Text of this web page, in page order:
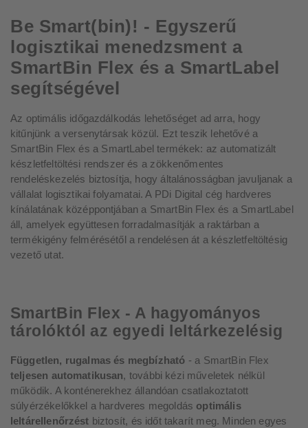
Be Smart(bin)! - Egyszerű
logisztikai menedzsment a
SmartBin Flex és a SmartLabel
segítségével
Az optimális időgazdálkodás lehetőséget ad arra, hogy
kitűnjünk a versenytársak közül. Ezt teszik lehetővé a
SmartBin Flex és a SmartLabel termékek: az automatizált
készletfeltöltési rendszer és a zökkenőmentes
rendeléskezelés biztosítja, hogy általánosságban javuljanak a
vállalat logisztikai folyamatai. A PDi Digital cég hardveres
kínálatának középpontjában a SmartBin Flex és a SmartLabel
áll, amelyek együttesen forradalmasítják a raktárban a
termékigény felmérésétől a rendelésen át a készletfeltöltésig
vezető utat.
SmartBin Flex - A hagyományos
tárolóktól az egyedi leltárkezelésig
Független, rugalmas és megbízható - a SmartBin Flex
teljesen automatikusan, további kézi műveletek nélkül
működik. A konténerekhez állandóan csatlakoztatott
súlyérzékelőkkel a hardveres megoldás optimális
leltárellenőrzést biztosít, és időt takarít meg. Minden egyes